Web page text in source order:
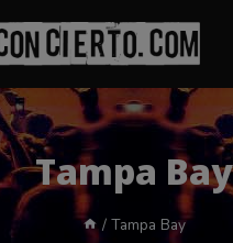
Tampa Bay
/ Tampa Bay